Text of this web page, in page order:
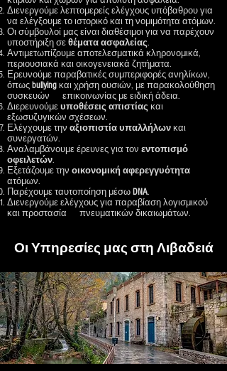
Διενεργούμε λεπτομερείς ελέγχους υπόβαθρου για
να ελέγξουμε το ιστορικό και τη νομιμότητα ατόμων.
Οι σύμβουλοί μας είναι διαθέσιμοι για να παρέχουν
υποστήριξη σε θέματα ασφαλείας.
Αντιμετωπίζουμε αποτελεσματικά κληρονομικά,
περιουσιακά και οικογενειακά ζητήματα.
Ερευνούμε παραβατικές συμπεριφορές ανηλίκων,
όπως bullying και χρήση ουσιών, με παρακολούθηση
συσκευών επικοινωνίας με ειδική άδεια.
Διερευνούμε υποθέσεις απιστίας και
εξωσυζυγικών σχέσεων.
Ελέγχουμε την αξιοπιστία υπαλλήλων και
συνεργατών.
Αναλαμβάνουμε έρευνες για τον εντοπισμό
οφειλετών.
Εξετάζουμε την οικονομική αφερεγγυότητα
ατόμων.
Παρέχουμε ταυτοποίηση μέσω DNA.
Διενεργούμε ελέγχους για παραβίαση λογισμικού
και προστασία πνευματικών δικαιωμάτων.
Οι Υπηρεσίες μας στη Λιβαδειά